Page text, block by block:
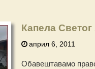
Капела
април 6, 2011
Обавештавамо